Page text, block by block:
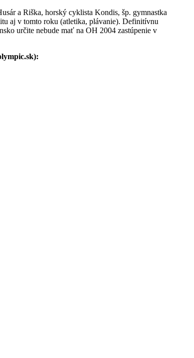
a Riška, horský cyklista Kondis, šp. gymnastka
aj v tomto roku (atletika, plávanie). Definitívnu
určite nebude mať na OH 2004 zastúpenie v